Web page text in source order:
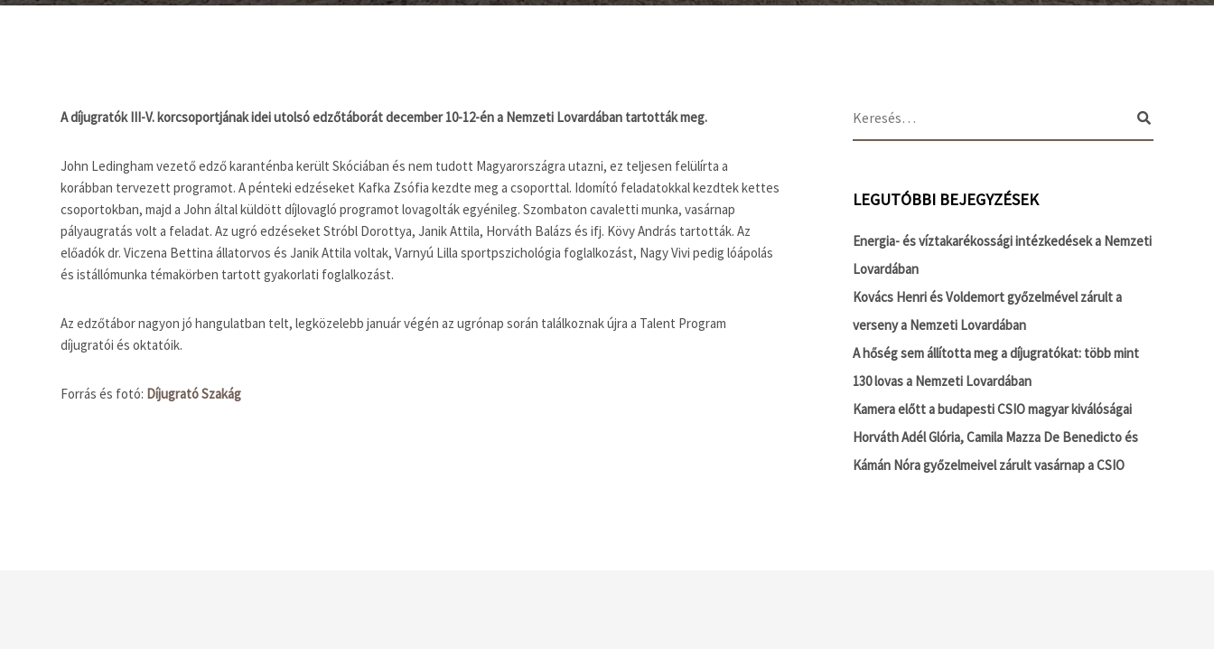
A díjugratók III-V. korcsoportjának idei utolsó edzőtáborát december 10-12-én a Nemzeti Lovardában tartották meg.
John Ledingham vezető edző karanténba került Skóciában és nem tudott Magyarországra utazni, ez teljesen felülírta a
korábban tervezett programot. A pénteki edzéseket Kafka Zsófia kezdte meg a csoporttal. Idomító feladatokkal kezdtek kettes
csoportokban, majd a John által küldött díjlovagló programot lovagolták egyénileg. Szombaton cavaletti munka, vasárnap
pályaugratás volt a feladat. Az ugró edzéseket Stróbl Dorottya, Janik Attila, Horváth Balázs és ifj. Kövy András tartották. Az
előadók dr. Viczena Bettina állatorvos és Janik Attila voltak, Varnyú Lilla sportpszichológia foglalkozást, Nagy Vivi pedig lóápolás
és istállómunka témakörben tartott gyakorlati foglalkozást.
Az edzőtábor nagyon jó hangulatban telt, legközelebb január végén az ugrónap során találkoznak újra a Talent Program
díjugratói és oktatóik.
Forrás és fotó: Díjugrató Szakág
LEGUTÓBBI BEJEGYZÉSEK
Energia- és víztakarékossági intézkedések a Nemzeti
Lovardában
Kovács Henri és Voldemort győzelmével zárult a
verseny a Nemzeti Lovardában
A hőség sem állította meg a díjugratókat: több mint
130 lovas a Nemzeti Lovardában
Kamera előtt a budapesti CSIO magyar kiválóságai
Horváth Adél Glória, Camila Mazza De Benedicto és
Kámán Nóra győzelmeivel zárult vasárnap a CSIO